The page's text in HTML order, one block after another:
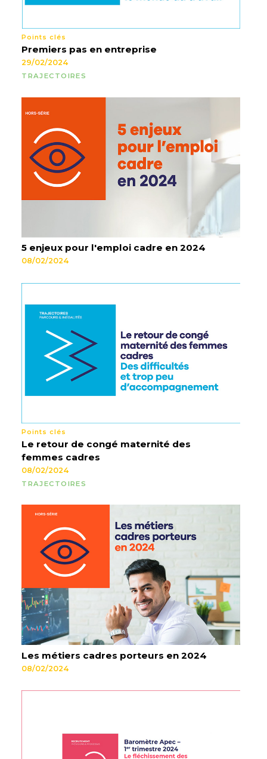
Points clés
Premiers pas en entreprise
29/02/2024
TRAJECTOIRES
5 enjeux pour l'emploi cadre en 2024
08/02/2024
Points clés
Le retour de congé maternité des
femmes cadres
08/02/2024
TRAJECTOIRES
Les métiers cadres porteurs en 2024
08/02/2024